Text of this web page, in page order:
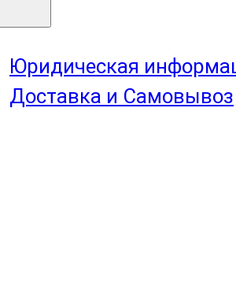
Юридическая
Доставка и Самовывоз